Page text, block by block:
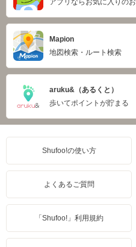
アプリならお気に入りの
Mapion
地図検索・ルート検索
aruku&（あるくと）
歩いてポイントが貯まる
Shufoo!の使い方
よくあるご質問
「Shufoo!」利用規約